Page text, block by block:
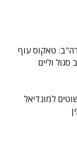
טאקוס עוף
וליים
למונדיאל